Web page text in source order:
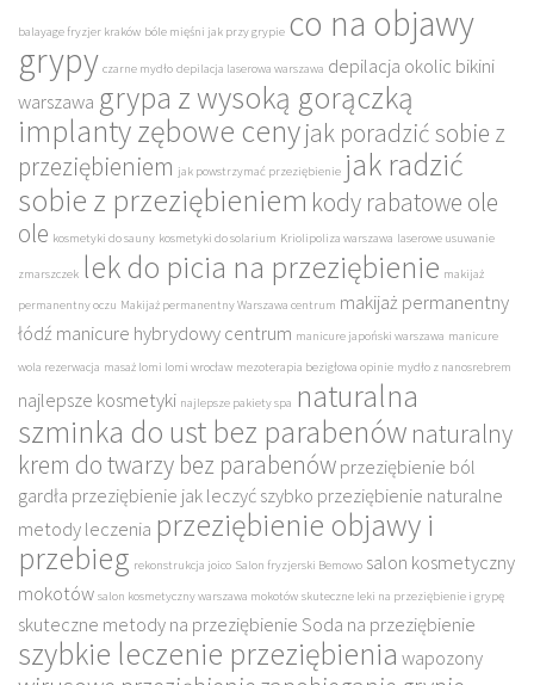
balayage fryzjer kraków bóle mięśni jak przy grypie co na objawy
grypy czarne mydło depilacja laserowa warszawa depilacja okolic bikini
warszawa grypa z wysoką gorączką
implanty zębowe cenyjak poradzić sobie z
przeziębieniem jak powstrzymać przeziębienie jak radzić
sobie z przeziębieniem kody rabatowe ole
ole kosmetyki do sauny kosmetyki do solarium Kriolipoliza warszawa laserowe usuwanie
zmarszczek lek do picia na przeziębienie makijaż
permanentny oczu Makijaż permanentny Warszawa centrum makijaż permanentny
łódź manicure hybrydowy centrum manicure japoński warszawa manicure
wola rezerwacja masaż lomi lomi wrocław mezoterapia bezigłowa opinie mydło z nanosrebrem
najlepsze kosmetyki najlepsze pakiety spa naturalna
szminka do ust bez parabenów naturalny
krem do twarzy bez parabenówprzeziębienie ból
gardła przeziębienie jak leczyć szybko przeziębienie naturalne
metody leczenia przeziębienie objawy i
przebieg rekonstrukcja joico Salon fryzjerski Bemowo salon kosmetyczny
mokotów salon kosmetyczny warszawa mokotów skuteczne leki na przeziębienie i grypę
skuteczne metody na przeziębienieSoda na przeziębienie
szybkie leczenie przeziębienia wapozony